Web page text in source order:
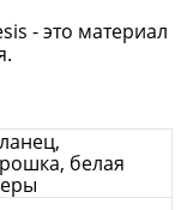
- это материал
белая